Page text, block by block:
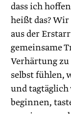
dass ich
heißt das?
aus der
gemeinsame
Verhärtung
selbst fühlen,
und
beginnen,